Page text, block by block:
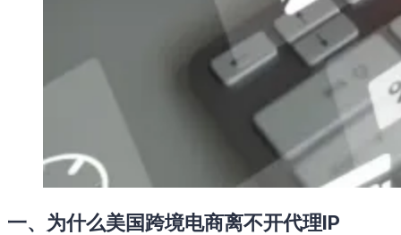
一、为什么美国跨境电商离不开代理IP